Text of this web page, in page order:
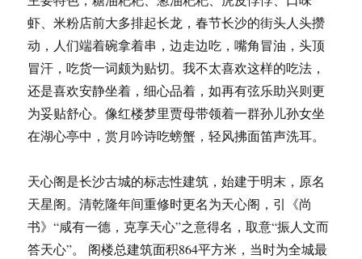
虾、米粉店前大多排起长龙，春节长沙的街头人头攒
动，人们端着碗拿着串，边走边吃，嘴角冒油，头顶
冒汗，吃货一词颇为贴切。我不太喜欢这样的吃法，
还是喜欢安静坐着，细心品着，如再有弦乐助兴则更
为妥贴舒心。像红楼梦里贾母带领着一群孙儿孙女坐
在湖心亭中，赏月吟诗吃螃蟹，轻风拂面笛声洗耳。
天心阁是长沙古城的标志性建筑，始建于明末，原名
天星阁。清乾隆年间重修时更名为天心阁，引《尚
书》“咸有一德，克享天心”之意得名，取意“振人文而
答天心”。 阁楼总建筑面积864平方米，当时为全城最